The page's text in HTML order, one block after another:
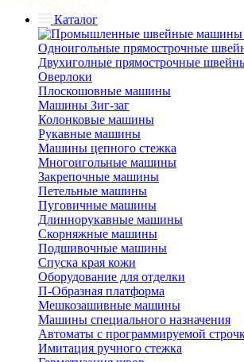
Каталог
Одноигольные прямострочные
Двухиголные прямострочные
Оверлоки
Плоскошовные машины
Машины Зиг-заг
Колонковые машины
Рукавные машины
Машины цепного стежка
Многоигольные машины
Закрепочные машины
Петельные машины
Пуговичные машины
Длиннорукавные машины
Скорняжные машины
Подшивочные машины
Спуска края кожи
Оборудование для отделки
П-Образная платформа
Мешкозашивные машины
Машины специального назначения
Автоматы с программируемой
Имитация ручного стежка